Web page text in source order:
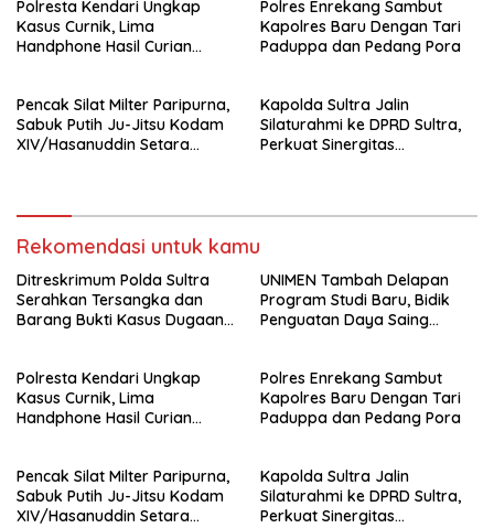
Kejaksaan
Polresta Kendari Ungkap
Kasus Curnik, Lima
Handphone Hasil Curian
Polres Enrekang Sambut
Kapolres Baru Dengan Tari
Paduppa dan Pedang Pora
Pencak Silat Milter Paripurna,
Sabuk Putih Ju-Jitsu Kodam
XIV/Hasanuddin Setara
Kapolda Sultra Jalin
Silaturahmi ke DPRD Sultra,
Perkuat Sinergitas
Rekomendasi untuk kamu
Ditreskrimum Polda Sultra
Serahkan Tersangka dan
Barang Bukti Kasus Dugaan
Kejaksaan
UNIMEN Tambah Delapan
Program Studi Baru, Bidik
Penguatan Daya Saing
Polresta Kendari Ungkap
Kasus Curnik, Lima
Handphone Hasil Curian
Polres Enrekang Sambut
Kapolres Baru Dengan Tari
Paduppa dan Pedang Pora
Pencak Silat Milter Paripurna,
Sabuk Putih Ju-Jitsu Kodam
XIV/Hasanuddin Setara
Kapolda Sultra Jalin
Silaturahmi ke DPRD Sultra,
Perkuat Sinergitas